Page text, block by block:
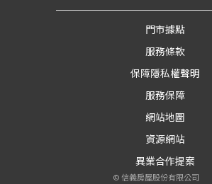
門市據點
服務條款
保障隱私權聲明
服務保障
網站地圖
資源網站
異業合作提案
©信義房屋股份有限公司